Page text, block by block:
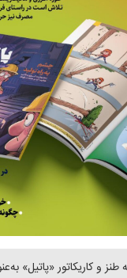
و کاریکاتور «پاتیل»